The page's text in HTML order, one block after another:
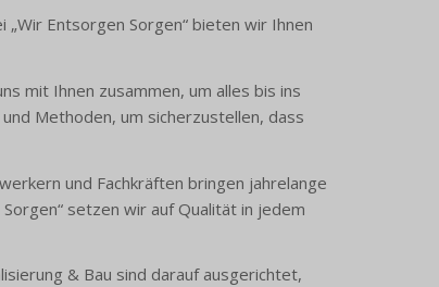
Entsorgen Sorgen“ bieten wir Ihnen
mit Ihnen zusammen, um alles bis ins
Methoden, um sicherzustellen, dass
und Fachkräften bringen jahrelange
setzen wir auf Qualität in jedem
& Bau sind darauf ausgerichtet,